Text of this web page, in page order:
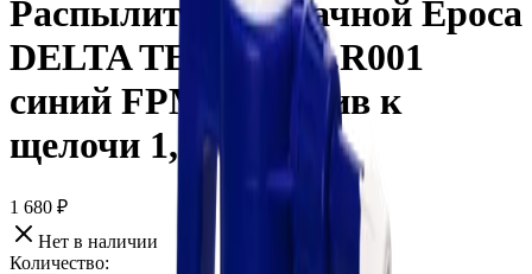
Распылитель накачной Epoca
DELTA TEC 2 7407.R001
синий FPM устойчив к
щелочи 1,5л
1 680 ₽
Нет в наличии
Количество: